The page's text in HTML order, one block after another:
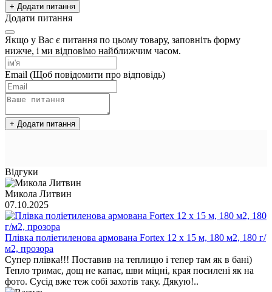
+ Додати питання
Додати питання
Якщо у Вас є питання по цьому товару, заповніть форму
нижче, і ми відповімо найближчим часом.
Email (Щоб повідомити про відповідь)
+ Додати питання
Відгуки
Микола Литвин
07.10.2025
Плівка поліетиленова армована Fortex 12 х 15 м, 180 м2, 180 г/
м2, прозора
Супер плівка!!! Поставив на теплицю і тепер там як в бані)
Тепло тримає, дощ не капає, шви міцні, края посилені як на
фото. Сусід вже теж собі захотів таку. Дякую!..